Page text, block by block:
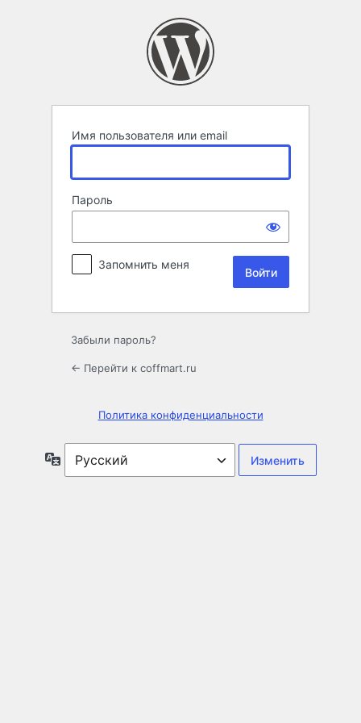
Имя пользователя или email
Пароль
Запомнить меня
Забыли пароль?
← Перейти к coffmart.ru
Политика конфиденциальности
Язык